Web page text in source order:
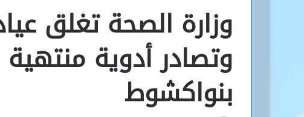
وزارة الصحة تغلق
وتصادر أدوية منتهية
بنواكشوط